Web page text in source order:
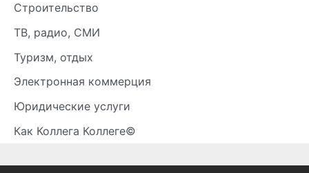
Строительство
ТВ, радио, СМИ
Туризм, отдых
Электронная коммерция
Юридические услуги
Как Коллега Коллеге©